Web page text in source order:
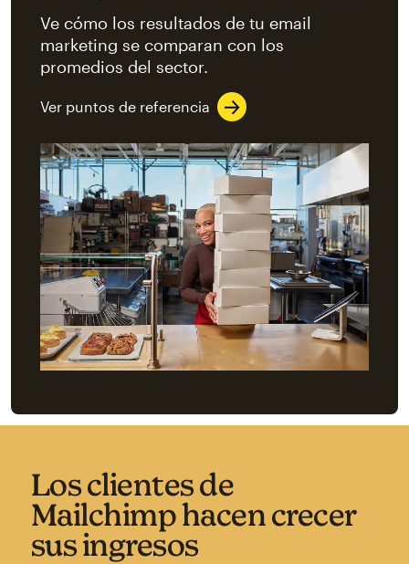
Ve cómo los resultados de tu email
marketing se comparan con los
promedios del sector.
Ver puntos de referencia
Los clientes de
Mailchimp hacen crecer
sus ingresos